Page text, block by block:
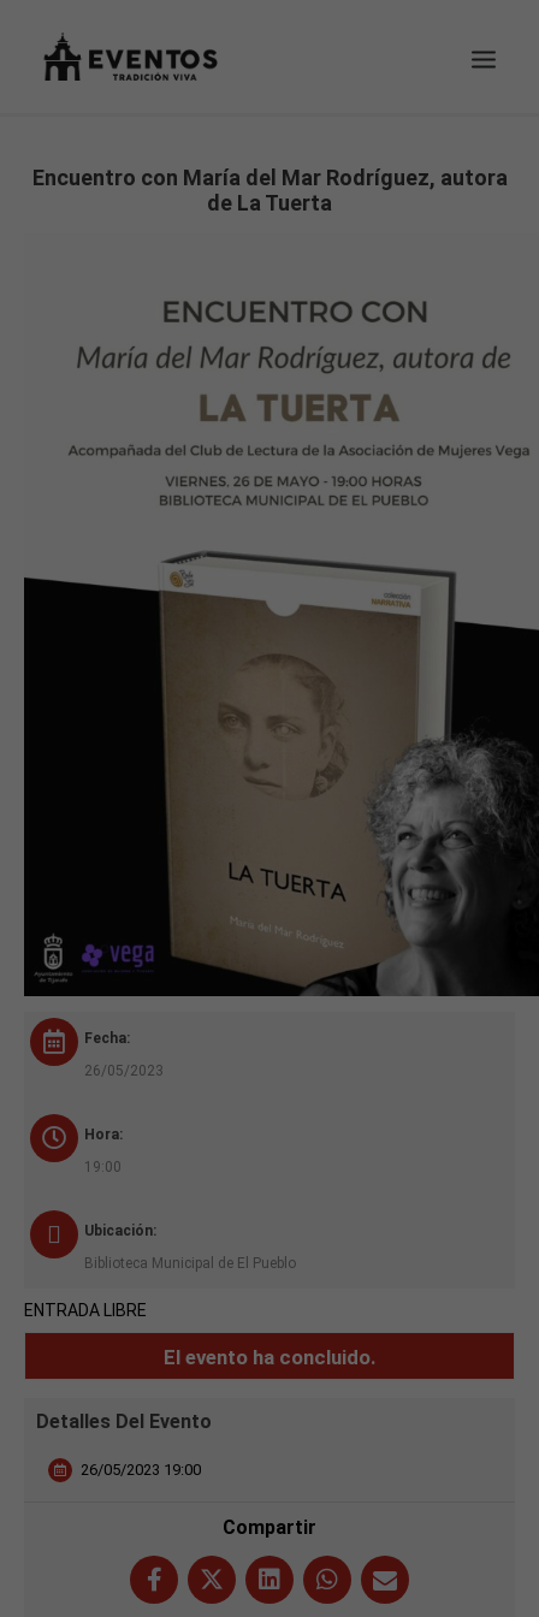
EVENTOS
Encuentro con María del Mar Rodríguez, autora
de La Tuerta
Fecha:
26/05/2023
Hora:
19:00
Ubicación:
Biblioteca Municipal de El Pueblo
ENTRADA LIBRE
El evento ha concluido.
Detalles Del Evento
26/05/2023 19:00
Compartir
Necesarias
Estas